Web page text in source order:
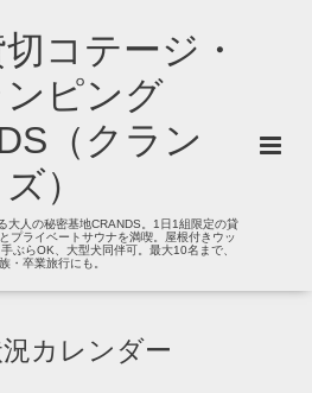
コテージ・
ンピング
（クラン
ズ）
大人の秘密基地CRANDS。1日1組限定の貸
プライベートサウナを満喫。屋根付きウッ
ぶらOK、大型犬同伴可。最大10名まで、
・卒業旅行にも。
カレンダー